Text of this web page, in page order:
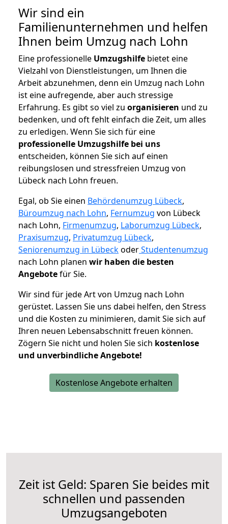
Wir sind ein
Familienunternehmen und helfen
Ihnen beim Umzug nach Lohn
Eine professionelle Umzugshilfe bietet eine
Vielzahl von Dienstleistungen, um Ihnen die
Arbeit abzunehmen, denn ein Umzug nach Lohn
ist eine aufregende, aber auch stressige
Erfahrung. Es gibt so viel zu organisieren und zu
bedenken, und oft fehlt einfach die Zeit, um alles
zu erledigen. Wenn Sie sich für eine
professionelle Umzugshilfe bei uns
entscheiden, können Sie sich auf einen
reibungslosen und stressfreien Umzug von
Lübeck nach Lohn freuen.
Egal, ob Sie einen Behördenumzug Lübeck,
Büroumzug nach Lohn, Fernumzug von Lübeck
nach Lohn, Firmenumzug, Laborumzug Lübeck,
Praxisumzug, Privatumzug Lübeck,
Seniorenumzug in LübeckoderStudentenumzug
nach Lohn planen wir haben die besten
Angebotefür Sie.
Wir sind für jede Art von Umzug nach Lohn
gerüstet. Lassen Sie uns dabei helfen, den Stress
und die Kosten zu minimieren, damit Sie sich auf
Ihren neuen Lebensabschnitt freuen können.
Zögern Sie nicht und holen Sie sich kostenlose
und unverbindliche Angebote!
Kostenlose Angebote erhalten
Zeit ist Geld: Sparen Sie beides mit
schnellen und passenden
Umzugsangeboten